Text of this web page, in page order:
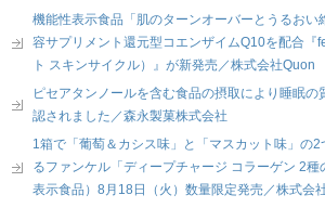
機能性表示食品「肌のターンオーバーとうるおい
容サプリメント還元型コエンザイムQ10を配合『
ト スキンサイクル）』が新発売／株式会社Quon
ピセアタンノールを含む食品の摂取により睡眠の
認されました／森永製菓株式会社
1箱で「葡萄＆カシス味」と「マスカット味」の
るファンケル「ディープチャージ コラーゲン 2種
表示食品）8月18日（火）数量限定発売／株式会